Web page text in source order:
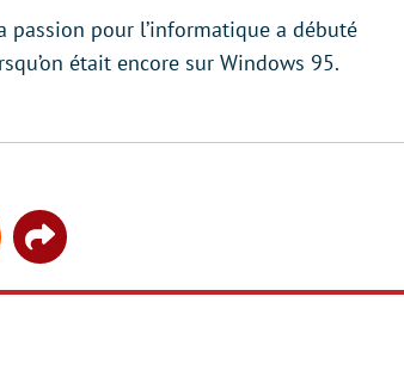
passion pour l’informatique a débuté
était encore sur Windows 95.
Share